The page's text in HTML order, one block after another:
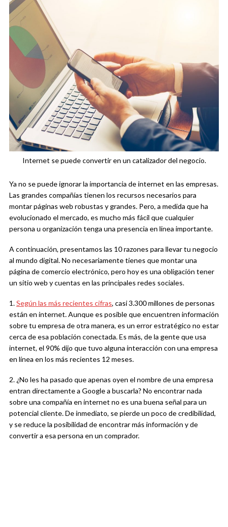
Internet se puede convertir en un catalizador del negocio.
Ya no se puede ignorar la importancia de internet en las empresas.
Las grandes compañías tienen los recursos necesarios para
montar páginas web robustas y grandes. Pero, a medida que ha
evolucionado el mercado, es mucho más fácil que cualquier
persona u organización tenga una presencia en línea importante.
A continuación, presentamos las 10 razones para llevar tu negocio
al mundo digital. No necesariamente tienes que montar una
página de comercio electrónico, pero hoy es una obligación tener
un sitio web y cuentas en las principales redes sociales.
1.Según las más recientes cifras, casi 3.300 millones de personas
están en internet. Aunque es posible que encuentren información
sobre tu empresa de otra manera, es un error estratégico no estar
cerca de esa población conectada. Es más, de la gente que usa
internet, el 90% dijo que tuvo alguna interacción con una empresa
en línea en los más recientes 12 meses.
2. ¿No les ha pasado que apenas oyen el nombre de una empresa
entran directamente a Google a buscarla? No encontrar nada
sobre una compañía en internet no es una buena señal para un
potencial cliente. De inmediato, se pierde un poco de credibilidad,
y se reduce la posibilidad de encontrar más información y de
convertir a esa persona en un comprador.